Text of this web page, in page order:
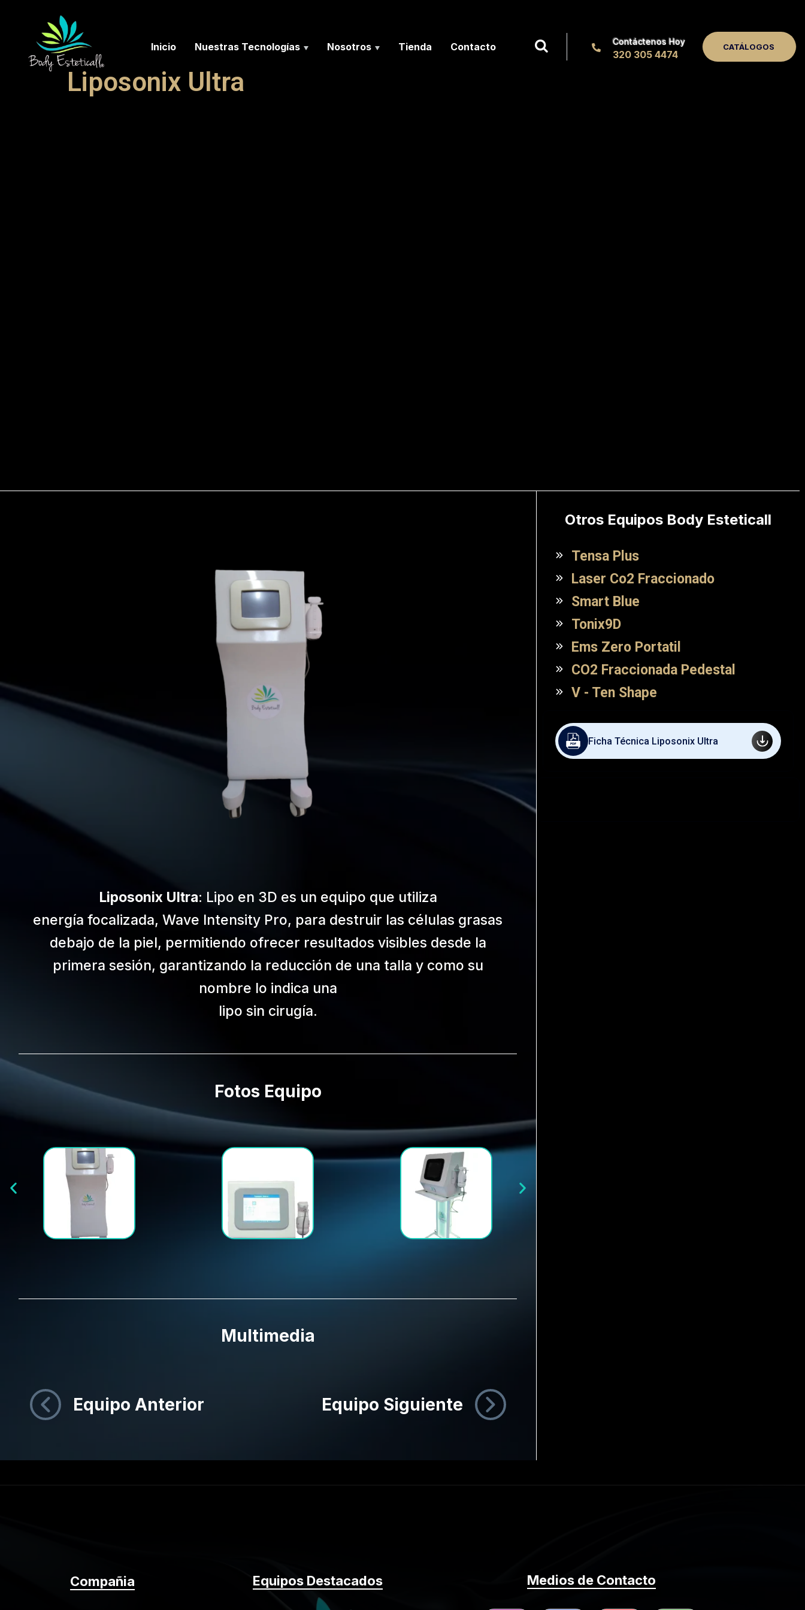
Inicio Nuestras Tecnologías Nosotros Tienda Contacto Contáctenos Hoy
320 305 4474
CATÁLOGOS
Liposonix Ultra
Liposonix Ultra: Lipo en 3D es un equipo que utiliza
energía focalizada, Wave Intensity Pro, para destruir las células grasas
debajo de la piel, permitiendo ofrecer resultados visibles desde la
primera sesión, garantizando la reducción de una talla y como su
nombre lo indica una
lipo sin cirugía.
Fotos Equipo
Multimedia
Equipo Anterior Equipo Siguiente
Otros Equipos Body Esteticall
Tensa Plus
Laser Co2 Fraccionado
Smart Blue
Tonix9D
Ems Zero Portatil
CO2 Fraccionada Pedestal
V - Ten Shape
Ficha Técnica Liposonix Ultra
Compañia Equipos Destacados Medios de Contacto